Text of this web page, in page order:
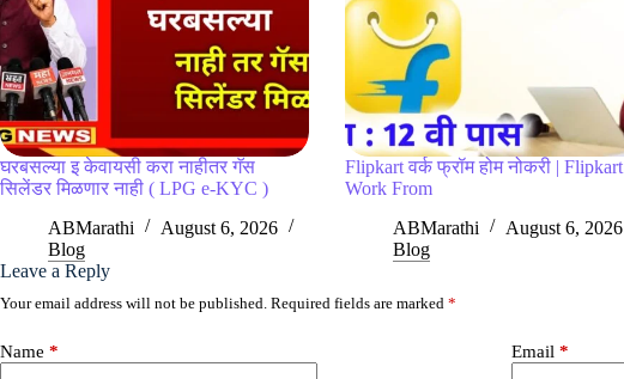
घरबसल्या इ केवायसी करा नाहीतर गॅस
सिलेंडर मिळणार नाही ( LPG e-KYC )
ABMarathi
August 6, 2026
Blog
Flipkart वर्क फ्रॉम होम नोकरी | Flipkart
Work From
ABMarathi
August 6, 2026
Blog
Leave a Reply
Your email address will not be published. Required fields are marked *
Name * Email *